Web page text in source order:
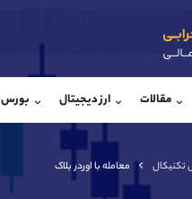
مقالات ارز دیجیتال بورس
تکنیکال معامله با اوردر بلاک
واتساپ